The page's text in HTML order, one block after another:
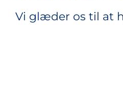
Vi glæder os til at